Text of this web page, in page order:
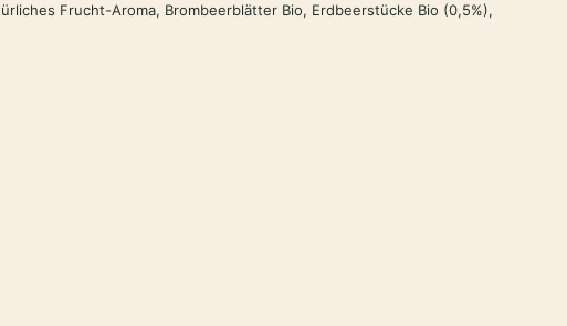
Frucht-Aroma, Brombeerblätter Bio, Erdbeerstücke Bio (0,5%),